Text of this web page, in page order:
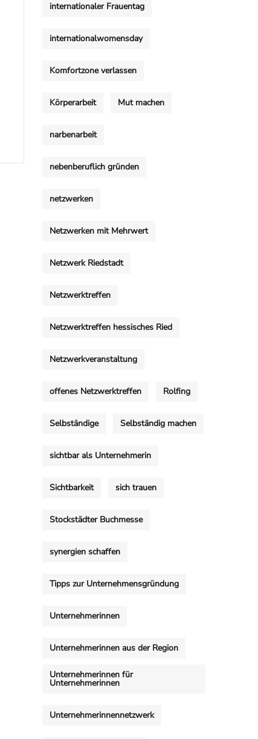
internationaler Frauentag
internationalwomensday
Komfortzone verlassen
Körperarbeit Mut machen
narbenarbeit
nebenberuflich gründen
netzwerken
Netzwerken mit Mehrwert
Netzwerk Riedstadt
Netzwerktreffen
Netzwerktreffen hessisches Ried
Netzwerkveranstaltung
offenes Netzwerktreffen Rolfing
Selbständige Selbständig machen
sichtbar als Unternehmerin
Sichtbarkeit sich trauen
Stockstädter Buchmesse
synergien schaffen
Tipps zur Unternehmensgründung
Unternehmerinnen
Unternehmerinnen aus der Region
Unternehmerinnen für
Unternehmerinnen
Unternehmerinnennetzwerk